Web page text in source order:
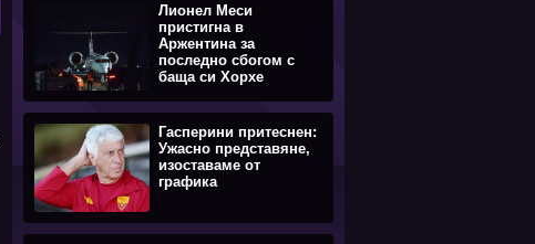
Лионел Меси
пристигна в
Аржентина за
последно сбогом с
баща си Хорхе
Гасперини притеснен:
Ужасно представяне,
изоставаме от
графика